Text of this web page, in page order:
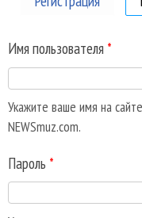
Имя пользователя *
Укажите ваше имя на
NEWSmuz.com.
Пароль *